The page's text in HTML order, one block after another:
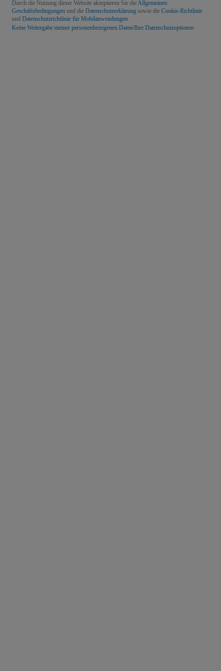
Durch die Nutzung dieser Website akzeptieren Sie die Allgemeinen
Geschäftsbedingungen und die Datenschutzerklärung sowie die Cookie-Richtlinie
und Datenschutzrichtlinie für Mobilanwendungen
Keine Weitergabe meiner personenbezogenen Daten/Ihre Datenschutzoptionen